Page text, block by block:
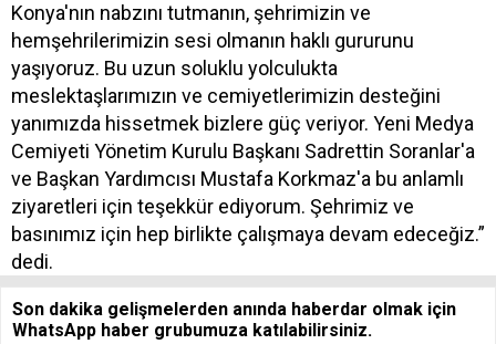
Konya'nın nabzını tutmanın, şehrimizin ve
hemşehrilerimizin sesi olmanın haklı gururunu
yaşıyoruz. Bu uzun soluklu yolculukta
meslektaşlarımızın ve cemiyetlerimizin desteğini
yanımızda hissetmek bizlere güç veriyor. Yeni Medya
Cemiyeti Yönetim Kurulu Başkanı Sadrettin Soranlar'a
ve Başkan Yardımcısı Mustafa Korkmaz'a bu anlamlı
ziyaretleri için teşekkür ediyorum. Şehrimiz ve
basınımız için hep birlikte çalışmaya devam edeceğiz.”
dedi.
Son dakika gelişmelerden anında haberdar olmak için
WhatsApp haber grubumuza katılabilirsiniz.